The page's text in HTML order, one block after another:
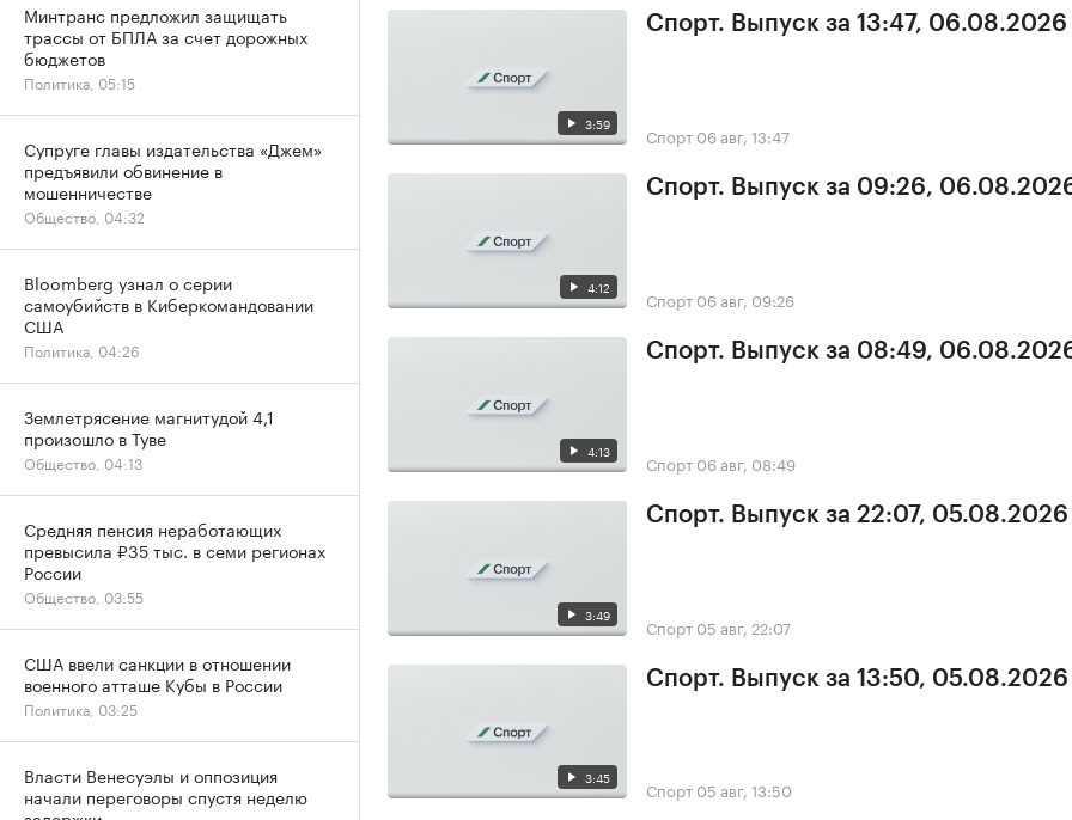
3:59
Спорт. Выпуск за 13:47, 06.08.2026
Спорт 06 авг, 13:47
4:12
Спорт. Выпуск за 09:26,
Спорт 06 авг, 09:26
4:13
Спорт. Выпуск за 08:49,
Спорт 06 авг, 08:49
3:49
Спорт. Выпуск за 22:07, 05.08.2026
Спорт 05 авг, 22:07
3:45
Спорт. Выпуск за 13:50, 05.08.2026
Спорт 05 авг, 13:50
Минтранс предложил защищать
трассы от БПЛА за счет дорожных
бюджетов
Политика, 05:15
Супруге главы издательства «Джем»
предъявили обвинение в
мошенничестве
Общество, 04:32
Bloomberg узнал о серии
самоубийств в Киберкомандовании
США
Политика, 04:26
Землетрясение магнитудой 4,1
произошло в Туве
Общество, 04:13
Средняя пенсия неработающих
превысила ₽35 тыс. в семи регионах
России
Общество, 03:55
США ввели санкции в отношении
военного атташе Кубы в России
Политика, 03:25
Власти Венесуэлы и оппозиция
начали переговоры спустя неделю